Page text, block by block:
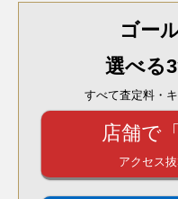
ゴー
選べる
すべて査定料・
店舗で
アクセス